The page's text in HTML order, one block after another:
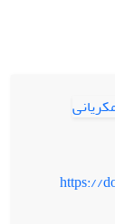
https://